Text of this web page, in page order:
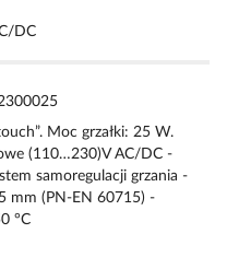
DC
Moc grzałki: 25 W.
(110…230)V AC/DC -
samoregulacji grzania -
mm (PN-EN 60715) -
°C